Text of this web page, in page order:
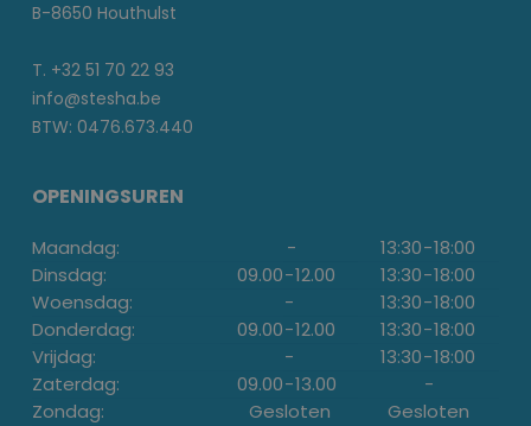
B-8650 Houthulst
T. +32 51 70 22 93
info@stesha.be
BTW: 0476.673.440
OPENINGSUREN
Maandag: - 13:30-18:00
Dinsdag:
09.00-12.00 13:30-18:00
Woensdag:
- 13:30-18:00
Donderdag:
09.00-12.00 13:30-18:00
Vrijdag:
- 13:30-18:00
Zaterdag:
09.00-13.00
-
Zondag:
Gesloten Gesloten